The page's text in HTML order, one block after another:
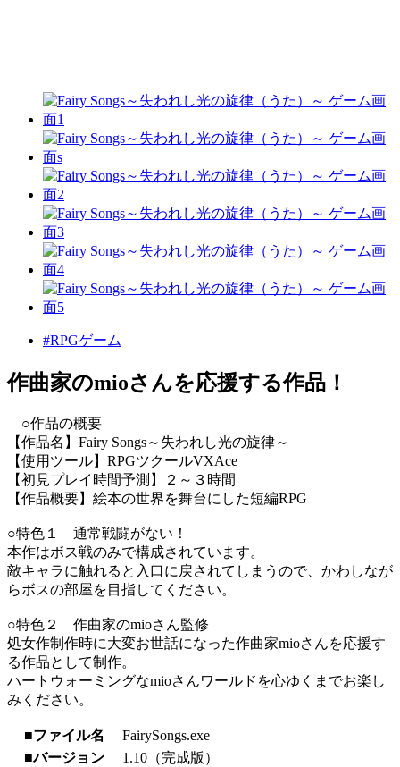
#RPGゲーム
作曲家のmioさんを応援する作品！
○作品の概要
【作品名】Fairy Songs～失われし光の旋律～
【使用ツール】RPGツクールVXAce
【初見プレイ時間予測】２～３時間
【作品概要】絵本の世界を舞台にした短編RPG
○特色１ 通常戦闘がない！
本作はボス戦のみで構成されています。
敵キャラに触れると入口に戻されてしまうので、かわしなが
らボスの部屋を目指してください。
○特色２ 作曲家のmioさん監修
処女作制作時に大変お世話になった作曲家mioさんを応援す
る作品として制作。
ハートウォーミングなmioさんワールドを心ゆくまでお楽し
みください。
■ファイル名
FairySongs.exe
■バージョン
1.10（完成版）